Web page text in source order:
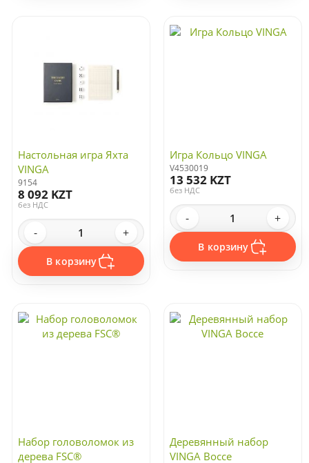
Настольная игра Яхта
VINGA
9154
8 092 KZT
без НДС
- +
В корзину
Игра Кольцо VINGA
V4530019
13 532 KZT
без НДС
- +
В корзину
Набор головоломок из
дерева FSC®
Деревянный набор
VINGA Bocce